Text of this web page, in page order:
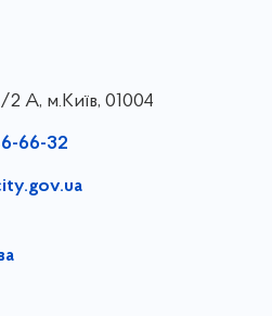
⁠2 А, м.Київ, 01004
66-32